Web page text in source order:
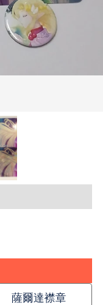
薩爾達襟章